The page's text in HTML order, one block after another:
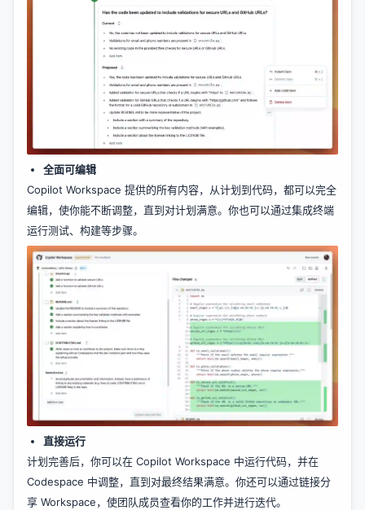
全面可编辑
Copilot Workspace 提供的所有内容，从计划到代码，都可以完全
编辑，使你能不断调整，直到对计划满意。你也可以通过集成终端
运行测试、构建等步骤。
直接运行
计划完善后，你可以在 Copilot Workspace 中运行代码，并在
Codespace 中调整，直到对最终结果满意。你还可以通过链接分
享 Workspace，使团队成员查看你的工作并进行迭代。